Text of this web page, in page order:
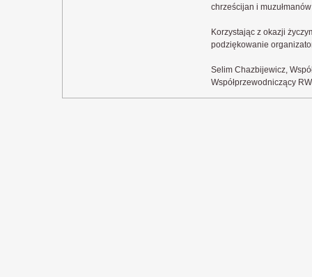
chrześcijan i
Korzystając z okazji
podziękowanie
Selim Chazbijewicz,
Współprzewodniczący